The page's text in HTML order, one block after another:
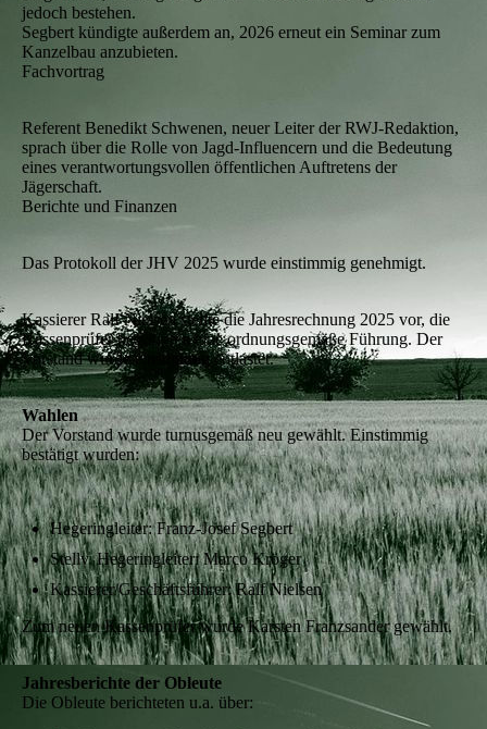
jedoch bestehen.
Segbert kündigte außerdem an, 2026 erneut ein Seminar zum
Kanzelbau anzubieten.
Fachvortrag
Referent Benedikt Schwenen, neuer Leiter der RWJ‑Redaktion,
sprach über die Rolle von Jagd‑Influencern und die Bedeutung
eines verantwortungsvollen öffentlichen Auftretens der
Jägerschaft.
Berichte und Finanzen
Das Protokoll der JHV 2025 wurde einstimmig genehmigt.
Kassierer Ralf Nielsen stellte die Jahresrechnung 2025 vor, die
Kassenprüfer bestätigten eine ordnungsgemäße Führung. Der
Vorstand wurde einstimmig entlastet.
Wahlen
Der Vorstand wurde turnusgemäß neu gewählt. Einstimmig
bestätigt wurden:
Hegeringleiter: Franz‑Josef Segbert
Stellv. Hegeringleiter: Marco Kröger
Kassierer/Geschäftsführer: Ralf Nielsen
Zum neuen Kassenprüfer wurde Karsten Franzsander gewählt.
Jahresberichte der Obleute
Die Obleute berichteten u.a. über: